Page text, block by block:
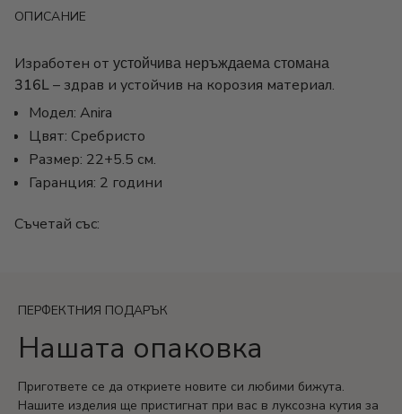
ОПИСАНИЕ
Изработен от устойчива неръждаема стомана
316L– здрав и устойчив на корозия материал.
Модел: Anira
Цвят: Сребристо
Размер: 22+5.5 см.
Гаранция: 2 години
Съчетай със:
ПЕРФЕКТНИЯ ПОДАРЪК
Нашата опаковка
Пригответе се да откриете новите си любими бижута.
Нашите изделия ще пристигнат при вас в луксозна кутия за